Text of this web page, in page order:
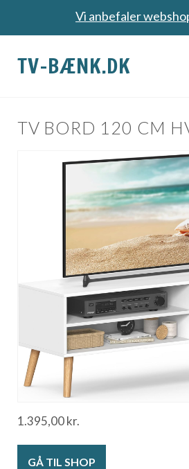
Vi anbefaler
TV-BÆNK.DK
TV BORD 120 CM
1.395,00kr.
GÅ TIL SHOP